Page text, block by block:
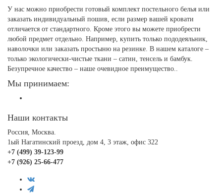
У нас можно приобрести готовый комплект постельного белья или
заказать индивидуальный пошив, если размер вашей кровати
отличается от стандартного. Кроме этого вы можете приобрести
любой предмет отдельно. Например, купить только пододеяльник,
наволочки или заказать простыню на резинке. В нашем каталоге –
только экологически-чистые ткани – сатин, тенсель и бамбук.
Безупречное качество – наше очевидное преимущество..
Мы принимаем:
Наши контакты
Россия, Москва.
1ый Нагатинский проезд, дом 4, 3 этаж, офис 322
+7 (499) 39-123-99
+7 (926) 25-66-477